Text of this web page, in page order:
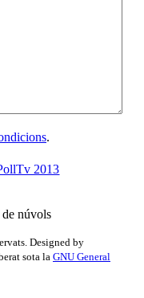
.
2013
de núvols
Designed by
sota la GNU General